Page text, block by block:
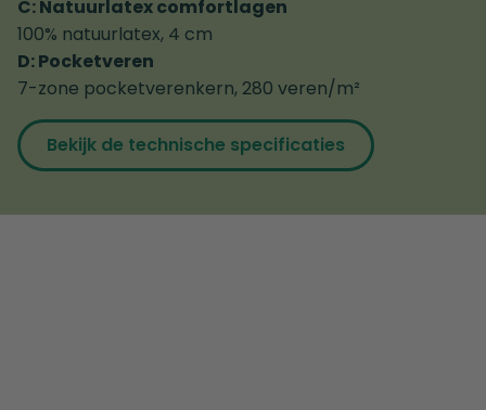
C: Natuurlatex comfortlagen
100% natuurlatex, 4 cm
D: Pocketveren
7-zone pocketverenkern, 280 veren/m²
Bekijk de technische specificaties